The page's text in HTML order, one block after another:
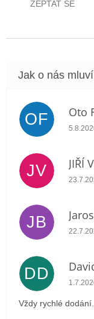
ZEPTAT SE
OF Oto
JV JIŘÍ
JB
DD
Vždy rychlé